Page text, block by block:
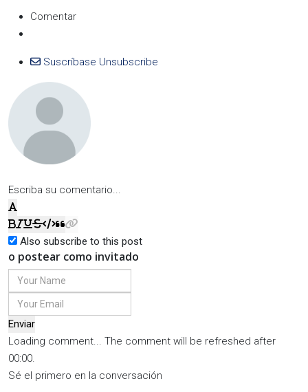
Comentar
Suscríbase Unsubscribe
Escriba su comentario...
Also subscribe to this post
o postear como invitado
Enviar
Loading comment... The comment will be refreshed after
00:00.
Sé el primero en la conversación